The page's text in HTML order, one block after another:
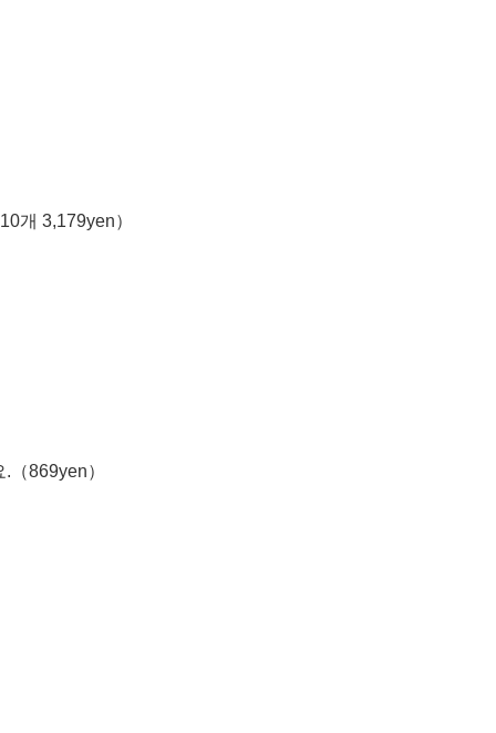
개 3,179yen）
869yen）